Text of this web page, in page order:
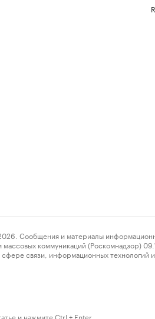
и материалы
коммуникаций (Роскомнадзор)
связи, информационных
и нажмите Ctrl + Enter